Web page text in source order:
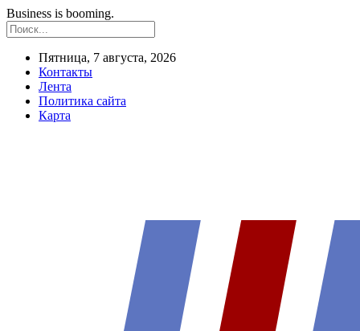
Business is booming.
Пятница, 7 августа, 2026
Контакты
Лента
Политика сайта
Карта